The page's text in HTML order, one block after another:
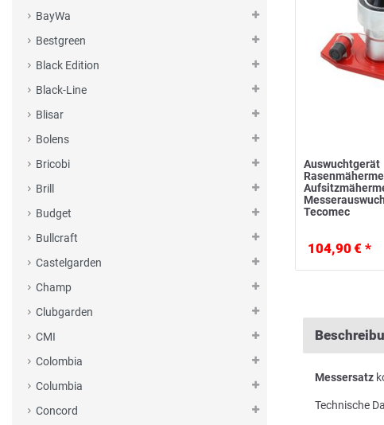
BayWa
Bestgreen
Black Edition
Black-Line
Blisar
Bolens
Bricobi
Brill
Budget
Bullcraft
Castelgarden
Champ
Clubgarden
CMI
Colombia
Columbia
Concord
Auswuchtgerät
Tecomec
104,90 € *
Messersatz
Technische